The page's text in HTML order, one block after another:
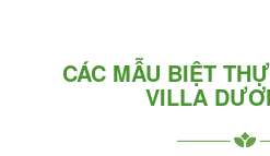
CÁC MẪU BIỆT
VILLA